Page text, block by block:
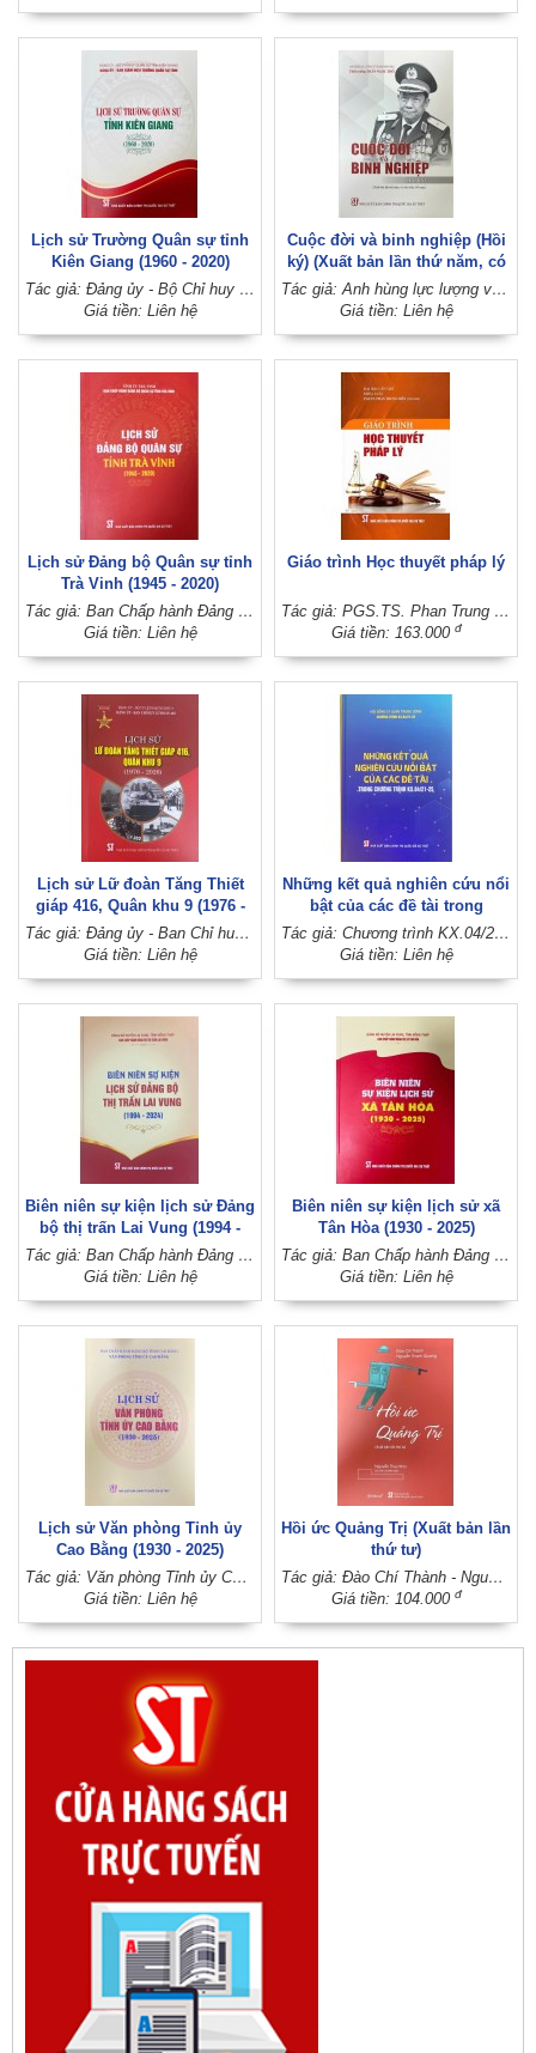
Lịch sử Trường Quân sự tỉnh
Kiên Giang (1960 - 2020)
Tác giả: Đảng ủy - Bộ Chỉ huy quân sự tỉnh Kiên Giang
Giá tiền: Liên hệ
Cuộc đời và binh nghiệp (Hồi
ký) (Xuất bản lần thứ năm, có
sửa chữa, bổ sung)
Tác giả: Anh hùng lực lượng vũ trang nhân dân, Thiếu tướng Trần Ngọc Thổ
Giá tiền: Liên hệ
Lịch sử Đảng bộ Quân sự tỉnh
Trà Vinh (1945 - 2020)
Tác giả: Ban Chấp hành Đảng bộ Quân sự tỉnh Trà Vinh (Tỉnh ủy Trà Vinh)
Giá tiền: Liên hệ
Giáo trình Học thuyết pháp lý
Tác giả: PGS.TS. Phan Trung Hiền (Chủ biên)
Giá tiền: 163.000 đ
Lịch sử Lữ đoàn Tăng Thiết
giáp 416, Quân khu 9 (1976 -
2026)
Tác giả: Đảng ủy - Ban Chỉ huy Lữ đoàn 416 (Đảng ủy - Bộ Tư lệnh Quân khu 9)
Giá tiền: Liên hệ
Những kết quả nghiên cứu nổi
bật của các đề tài trong
Chương trình KX.04/21-25 Tác giả: Chương trình KX.04/21-25 (Hội đồng Lý luận Trung ương)
Giá tiền: Liên hệ
Biên niên sự kiện lịch sử Đảng
bộ thị trấn Lai Vung (1994 -
2024)
Tác giả: Ban Chấp hành Đảng bộ thị trấn Lai Vung (Đảng bộ huyện Lai Vung, tỉnh Đồng Tháp)
Giá tiền: Liên hệ
Biên niên sự kiện lịch sử xã
Tân Hòa (1930 - 2025)
Tác giả: Ban Chấp hành Đảng bộ xã Tân Hòa (Đảng bộ huyện Lai Vung, tỉnh Đồng Tháp)
Giá tiền: Liên hệ
Lịch sử Văn phòng Tỉnh ủy
Cao Bằng (1930 - 2025)
Tác giả: Văn phòng Tỉnh ủy Cao Bằng (Ban Chấp hành Đảng bộ tỉnh Cao Bằng)
Giá tiền: Liên hệ
Hồi ức Quảng Trị (Xuất bản lần
thứ tư)
Tác giả: Đào Chí Thành - Nguyễn Thanh Quang; Sưu tầm và biên soạn: Nguyễn Thụy Kha
Giá tiền: 104.000 đ